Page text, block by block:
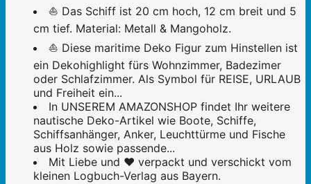
⛵ Das Schiff ist 20 cm hoch, 12 cm breit und 5
cm tief. Material: Metall & Mangoholz.
⛵ Diese maritime Deko Figur zum Hinstellen ist
ein Dekohighlight fürs Wohnzimmer, Badezimer
oder Schlafzimmer. Als Symbol für REISE, URLAUB
und Freiheit ein...
In UNSEREM AMAZONSHOP findet Ihr weitere
nautische Deko-Artikel wie Boote, Schiffe,
Schiffsanhänger, Anker, Leuchttürme und Fische
aus Holz sowie passende...
Mit Liebe und ❤️ verpackt und verschickt vom
kleinen Logbuch-Verlag aus Bayern.